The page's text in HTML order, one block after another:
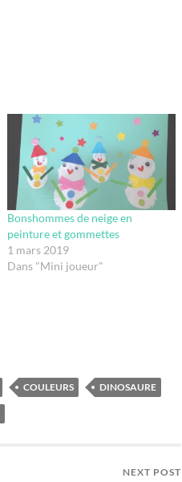
Bonshommes de neige en
peinture et gommettes
1 mars 2019
Dans "Mini joueur"
COULEURS DINOSAURE
NEXT POST